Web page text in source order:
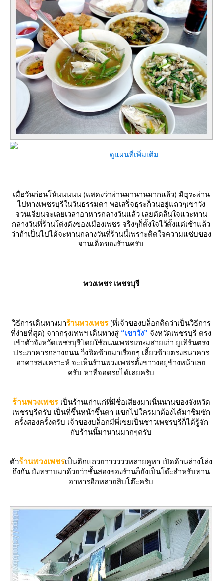
ดูแผนที่เพิ่มเติม
เมื่อวันก่อนโน้นนนนน (แสดงว่าผ่านมานานมากแล้ว) มีธุระผ่าน
ไปทางเพชรบุรีในวันธรรมดา พอเสร็จธุระก็วนอยู่แถวๆเขาวัง
จวนเจียนจะเลยเวลาอาหารกลางวันแล้ว เลยตัดสินใจแวะทาน
กลางวันที่ร้านโด่งดังของเมืองเพชร จริงๆก็ตั้งใจไว้ตั้งแต่เช้าแล้ว
ว่าถ้าเป็นไปได้จะทานกลางวันที่ร้านนี้เพราะติดใจความแซ่บของ
จานเด็ดของร้านครับ
พวงเพชร เพชรบุรี
วิธีการเดินทางมาร้านพวงเพชร(ที่เจ้าของบล็อกคิดว่าเป็นวิธีการ
ที่ง่ายที่สุด) จากกรุงเทพฯ เดินทางสู่ “เขาวัง” จังหวัดเพชรบุรี ตรง
เข้าตัวจังหวัดเพชรบุรีโดยใช้ถนนเพชรเกษมสายเก่า ยูเทิร์นตรง
ประภาคารกลางถนน วิ่งชิดซ้ายมาเรื่อยๆ เลี้ยวซ้ายตรงธนาคาร
อาคารสงเคราะห์ จะเห็นร้านพวงเพชรตั้งขาวงอยู่ข้างหน้าเล
ครับ หาที่จอดรถได้เลยครับ
ร้านพวงเพชรเป็นร้านเก่าแก่ที่มีชื่อเสียงมาเนิ่นนานของจังหวัด
เพชรบุรีครับ เป็นที่ขึ้นหน้าขึ้นตา แขกไปใครมาต้องได้มาชิมซัก
ครั้งสองครั้งครับ เจ้าของบล็อกมีพี่เขยเป็นชาวเพชรบุรีก็ได้รู้จัก
กับร้านนี้มานานมากๆครับ
ตัวร้านพวงเพชรเป็นตึกแถวยาวววววหลายคูหา เปิดด้านล่างโล่ง
ถึงกัน ยังทราบมาด้วยว่าชั้นสองของร้านก็ยังเป็นโต๊ะสำหรับทาน
อาหารอีกหลายสิบโต๊ะครับ